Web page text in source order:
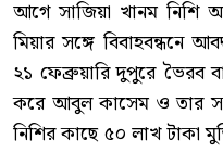
আগে সাজিয়া খানম নিশি
মিয়ার সঙ্গে বিবাহবন্ধনে
২১ ফেব্রুয়ারি দুপুরে ভৈরব
করে আবুল কাসেম ও তার
নিশির কাছে ৫০ লাখ টাকা